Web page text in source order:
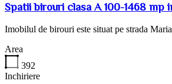
Spatii birouri clasa A 100-1468
Imobilul de birouri este situat pe strada
Area
392
Inchiriere